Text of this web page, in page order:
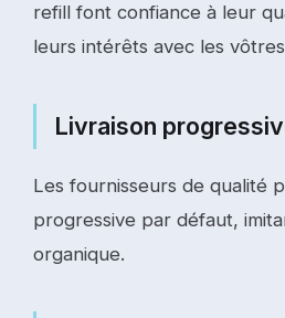
refill font confiance à leur
leurs intérêts avec les
Livraison
Les fournisseurs de qualité
progressive par défaut,
organique.